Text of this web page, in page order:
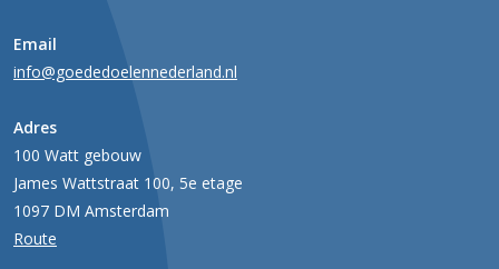
Email
info@goededoelennederland.nl
Adres
100 Watt gebouw
James Wattstraat 100, 5e etage
1097 DM Amsterdam
Route